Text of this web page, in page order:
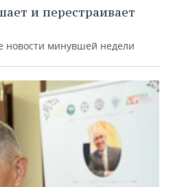
и перестраивает
новости минувшей недели